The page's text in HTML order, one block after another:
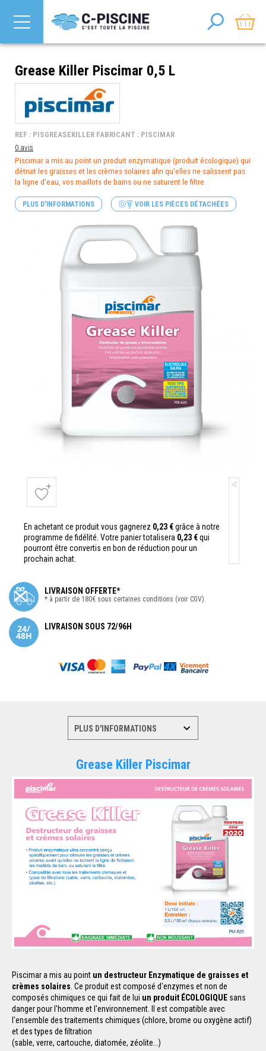
Grease Killer Piscimar 0,5 L
0 avis
REF : PISGREASEKILLER FABRICANT : PISCIMAR
Piscimar a mis au point un produit enzymatique (produit écologique) qui
détruit les graisses et les crèmes solaires afin qu'elles ne salissent pas
la ligne d'eau, vos maillots de bains ou ne saturent le filtre.
PLUS D'INFORMATIONS VOIR LES PIÈCES DÉTACHÉES
En achetant ce produit vous gagnerez 0,23 €grâce à notre
programme de fidélité. Votre panier totalisera 0,23 €qui
pourront être convertis en bon de réduction pour un
prochain achat.
LIVRAISON OFFERTE*
* à partir de 180€ sous certaines conditions (voir CGV).
LIVRAISON SOUS 72/96H
Grease Killer Piscimar
Piscimar a mis au point un destructeur Enzymatique de graisses et
crèmes solaires . Ce produit est composé d'enzymes et non de
composés chimiques ce qui fait de lui un produit ÉCOLOGIQUE sans
danger pour l'homme et l'environnement. Il est compatible avec
l'ensemble des traitements chimiques (chlore, brome ou oxygène actif)
et des types de filtration
(sable, verre, cartouche, diatomée, zéolite...)